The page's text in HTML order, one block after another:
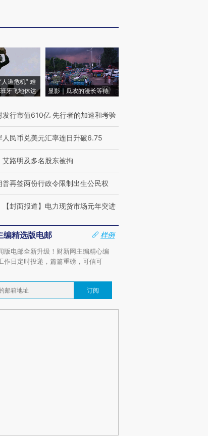
人道危机” 难
牙飞地休达
显影｜瓜农的漫长等待
发行市值610亿 先行者的加速和考验
人民币兑美元汇率连日升破6.75
艾路明及多名股东被拘
普再签两份行政令限制出生公民权
【封面报道】电力现货市场元年突进
编精选版电邮
样例
版电邮全新升级！财新网主编精心编
作日定时投递，篇篇重磅，可信可
订阅